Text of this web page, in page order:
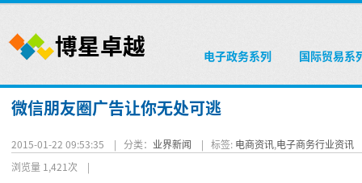
电子政务系列 国际贸易系
微信朋友圈广告让你无处可逃
2015-01-22 09:53:35 | 分类： 业界新闻 | 标签: 电商资讯,电子商务行业资讯
浏览量 1,421次 |